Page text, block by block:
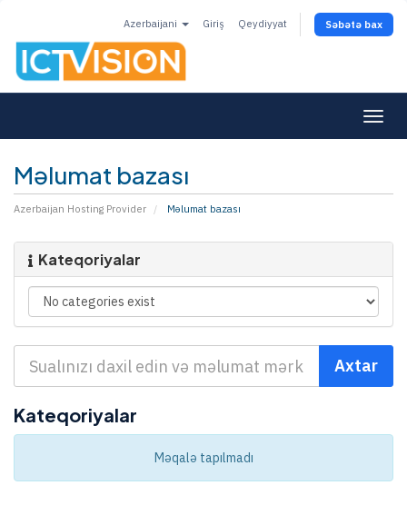
Azerbaijani Giriş Qeydiyyat Səbətə bax
Məlumat bazası
Azerbaijan Hosting Provider Məlumat bazası
Kateqoriyalar
Kateqoriyalar
Məqalə tapılmadı